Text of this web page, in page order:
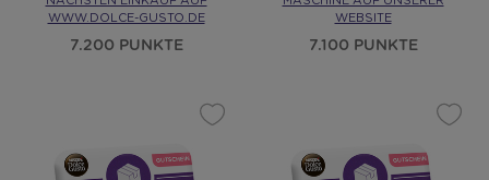
WWW.DOLCE-GUSTO.DE
7.200 PUNKTE
WEBSITE
7.100 PUNKTE